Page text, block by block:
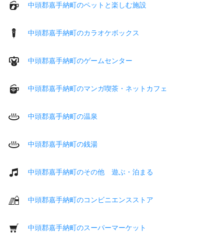
中頭郡嘉手納町のペットと楽しむ施設
中頭郡嘉手納町のカラオケボックス
中頭郡嘉手納町のゲームセンター
中頭郡嘉手納町のマンガ喫茶・ネットカフェ
中頭郡嘉手納町の温泉
中頭郡嘉手納町の銭湯
中頭郡嘉手納町のその他 遊ぶ・泊まる
中頭郡嘉手納町のコンビニエンスストア
中頭郡嘉手納町のスーパーマーケット